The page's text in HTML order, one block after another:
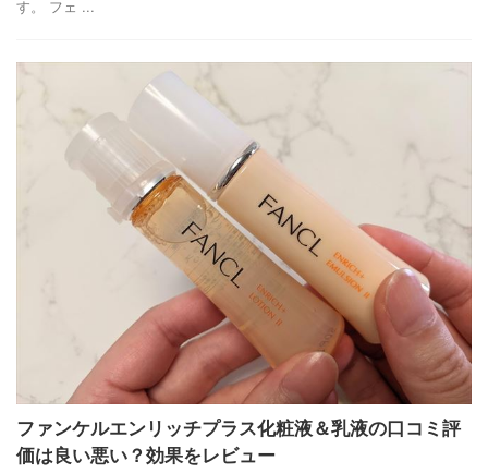
す。 フェ ...
ファンケルエンリッチプラス化粧液＆乳液の口コミ評
価は良い悪い？効果をレビュー